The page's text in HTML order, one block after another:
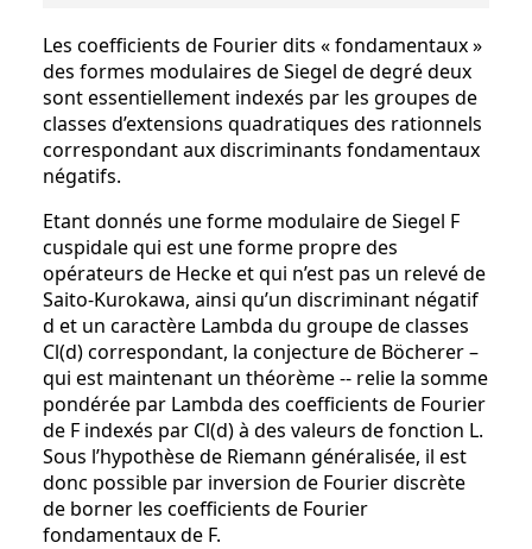
Les coefficients de Fourier dits « fondamentaux »
des formes modulaires de Siegel de degré deux
sont essentiellement indexés par les groupes de
classes d’extensions quadratiques des rationnels
correspondant aux discriminants fondamentaux
négatifs.
Etant donnés une forme modulaire de Siegel F
cuspidale qui est une forme propre des
opérateurs de Hecke et qui n’est pas un relevé de
Saito-Kurokawa, ainsi qu’un discriminant négatif
d et un caractère Lambda du groupe de classes
Cl(d) correspondant, la conjecture de Böcherer –
qui est maintenant un théorème -- relie la somme
pondérée par Lambda des coefficients de Fourier
de F indexés par Cl(d) à des valeurs de fonction L.
Sous l’hypothèse de Riemann généralisée, il est
donc possible par inversion de Fourier discrète
de borner les coefficients de Fourier
fondamentaux de F.